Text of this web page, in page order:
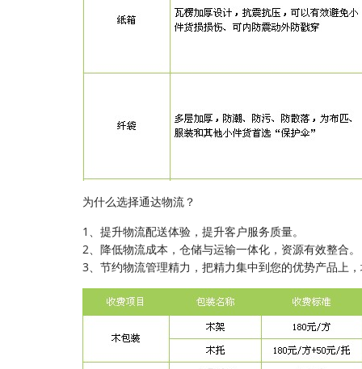
为什么选择通达物流？
1、提升物流配送体验，提升客户服务质量。
2、降低物流成本，仓储与运输一体化，资源有效整合。
3、节约物流管理精力，把精力集中到您的优势产品上